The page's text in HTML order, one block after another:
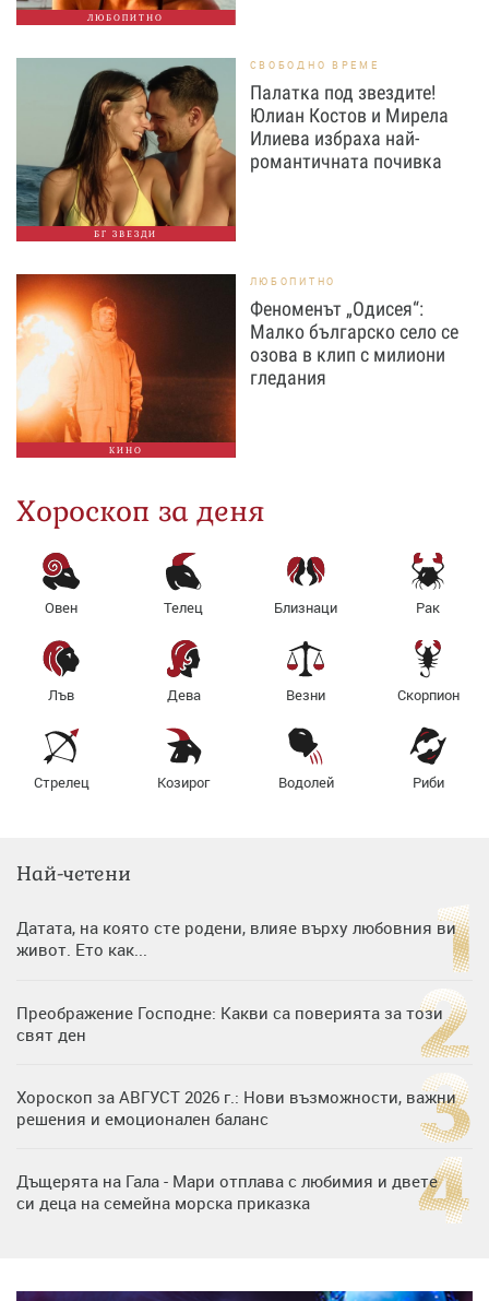
ЛЮБОПИТНО
БГ ЗВЕЗДИ
СВОБОДНО ВРЕМЕ
Палатка под звездите!
Юлиан Костов и Мирела
Илиева избраха най-
романтичната почивка
КИНО
ЛЮБОПИТНО
Феноменът „Одисея“:
Малко българско село се
озова в клип с милиони
гледания
Хороскоп за деня
Овен Телец Близнаци Рак
Лъв Дева Везни Скорпион
Стрелец Козирог Водолей Риби
Най-четени
Датата, на която сте родени, влияе върху любовния ви
живот. Ето как...
Преображение Господне: Какви са поверията за този
свят ден
Хороскоп за АВГУСТ 2026 г.: Нови възможности, важни
решения и емоционален баланс
Дъщерята на Гала - Мари отплава с любимия и двете
си деца на семейна морска приказка
Димов издадоха своето любимо място